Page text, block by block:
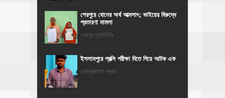
শেরপুরে বোনের অর্থ আত্মসাৎ; ভাইয়ের বিরুদ্ধে
প্রতারণা মামলা
শেরপুর প্রতিনিধিঃ ...
ইসলামপুরে প্রক্সি পরীক্ষা দিতে গিয়ে আটক এক
রোকনুজ্জামান সবুজঃ ...